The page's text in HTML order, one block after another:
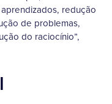
redução
de problemas,
do raciocínio”,